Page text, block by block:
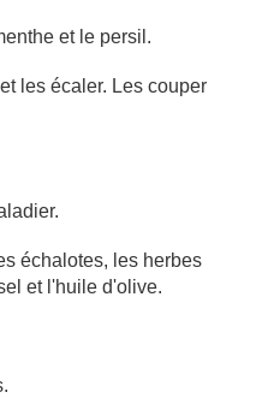
et le persil.
les écaler. Les couper
échalotes, les herbes
et l'huile d'olive.